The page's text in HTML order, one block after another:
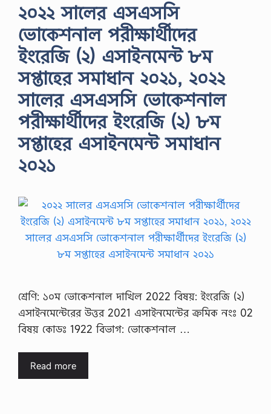
২০২২ সালের এসএসসি
ভোকেশনাল পরীক্ষার্থীদের
ইংরেজি (২) এসাইনমেন্ট ৮ম
সপ্তাহের সমাধান ২০২১, ২০২২
সালের এসএসসি ভোকেশনাল
পরীক্ষার্থীদের ইংরেজি (২) ৮ম
সপ্তাহের এসাইনমেন্ট সমাধান
২০২১
শ্রেণি: ১০ম ভোকেশনাল দাখিল 2022 বিষয়: ইংরেজি (২)
এসাইনমেন্টেরের উত্তর 2021 এসাইনমেন্টের ক্রমিক নংঃ 02
বিষয় কোডঃ 1922 বিভাগ: ভোকেশনাল …
Read more